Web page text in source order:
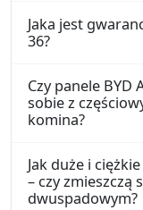
Jaka jest
36?
Czy panele BYD
sobie z
komina?
Jak duże i
– czy zmieszczą
dwuspadowym?